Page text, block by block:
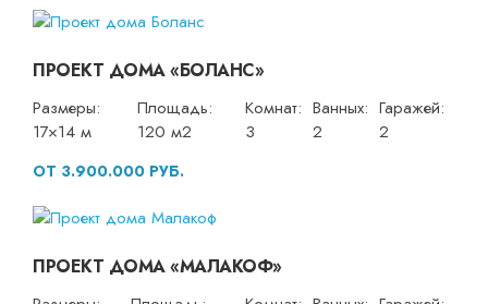
ПРОЕКТ ДОМА «БОЛАНС»
Размеры:
17×14 м
Площадь:
120 м2
Комнат:
3
Ванных:
2
Гаражей:
2
ОТ 3.900.000 РУБ.
ПРОЕКТ ДОМА «МАЛАКОФ»